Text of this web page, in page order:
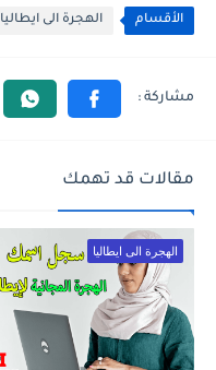
الأقسام الهجرة الى ايطاليا
مقالات قد تهمك
الهجرة الى ايطاليا